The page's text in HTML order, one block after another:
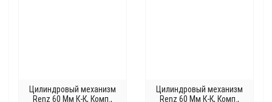
Цилиндровый механизм
Renz 60 Мм К-К, Комп.,
Цилиндровый механизм
Renz 60 Мм К-К, Комп.,